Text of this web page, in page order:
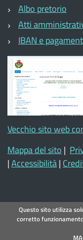
Albo pretorio
Atti
IBAN e
Vecchio sito web
Mappa del sito |
|Accessibilità|
Questo sito utilizza
corretto